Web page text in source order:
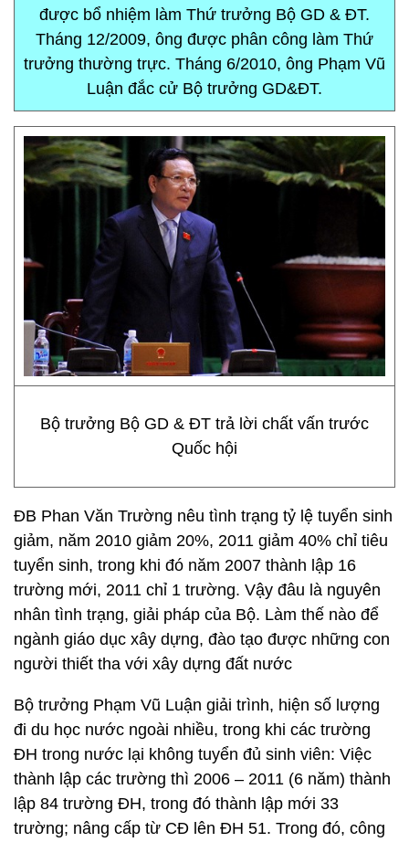
được bổ nhiệm làm Thứ trưởng Bộ GD & ĐT.
Tháng 12/2009, ông được phân công làm Thứ
trưởng thường trực. Tháng 6/2010, ông Phạm Vũ
Luận đắc cử Bộ trưởng GD&ĐT.
Bộ trưởng Bộ GD & ĐT trả lời chất vấn trước
Quốc hội
ĐB Phan Văn Trường nêu tình trạng tỷ lệ tuyển sinh
giảm, năm 2010 giảm 20%, 2011 giảm 40% chỉ tiêu
tuyển sinh, trong khi đó năm 2007 thành lập 16
trường mới, 2011 chỉ 1 trường. Vậy đâu là nguyên
nhân tình trạng, giải pháp của Bộ. Làm thế nào để
ngành giáo dục xây dựng, đào tạo được những con
người thiết tha với xây dựng đất nước
Bộ trưởng Phạm Vũ Luận giải trình, hiện số lượng
đi du học nước ngoài nhiều, trong khi các trường
ĐH trong nước lại không tuyển đủ sinh viên: Việc
thành lập các trường thì 2006 – 2011 (6 năm) thành
lập 84 trường ĐH, trong đó thành lập mới 33
trường; nâng cấp từ CĐ lên ĐH 51. Trong đó, công